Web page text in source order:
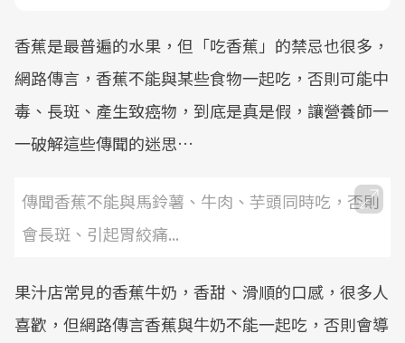
香蕉是最普遍的水果，但「吃香蕉」的禁忌也很多，
網路傳言，香蕉不能與某些食物一起吃，否則可能中
毒、長斑、產生致癌物，到底是真是假，讓營養師一
一破解這些傳聞的迷思…
傳聞香蕉不能與馬鈴薯、牛肉、芋頭同時吃，否則
會長斑、引起胃絞痛...
果汁店常見的香蕉牛奶，香甜、滑順的口感，很多人
喜歡，但網路傳言香蕉與牛奶不能一起吃，否則會導